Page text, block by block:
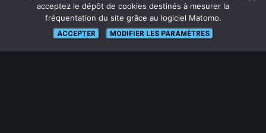
acceptez le dépôt de cookies destinés à mesurer la
fréquentation du site grâce au logiciel Matomo.
ACCEPTER MODIFIER LES PARAMÈTRES